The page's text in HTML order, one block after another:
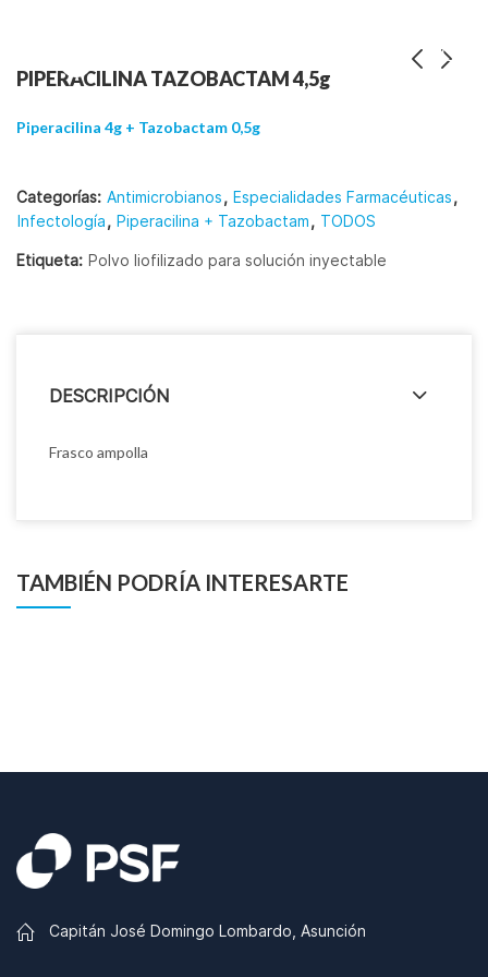
PIPERACILINA TAZOBACTAM 4,5g
Piperacilina 4g + Tazobactam 0,5g
Categorías: Antimicrobianos, Especialidades Farmacéuticas,
Infectología, Piperacilina + Tazobactam, TODOS
Etiqueta: Polvo liofilizado para solución inyectable
DESCRIPCIÓN
Frasco ampolla
TAMBIÉN PODRÍA INTERESARTE
Capitán José Domingo Lombardo, Asunción